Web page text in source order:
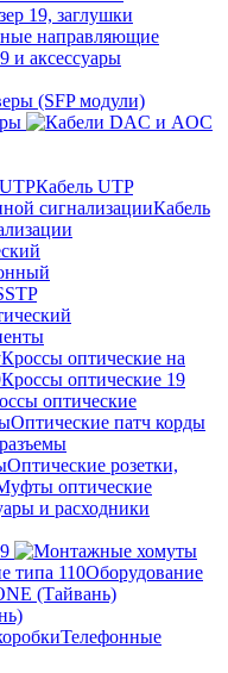
19, заглушки
направляющие
и аксессуары
(SFP модули)
Кабель UTP
Кабель
Кроссы оптические на
Кроссы оптические 19
оптические
Оптические патч корды
Оптические розетки,
оптические
и расходники
Оборудование
Телефонные